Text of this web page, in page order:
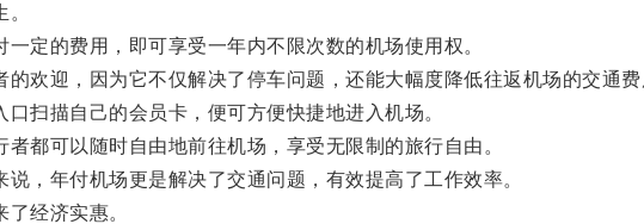
的费用，即可享受一年内不限次数的机场使用权。
欢迎，因为它不仅解决了停车问题，还能大幅度降低往返机场的交通
描自己的会员卡，便可方便快捷地进入机场。
可以随时自由地前往机场，享受无限制的旅行自由。
年付机场更是解决了交通问题，有效提高了工作效率。
经济实惠。